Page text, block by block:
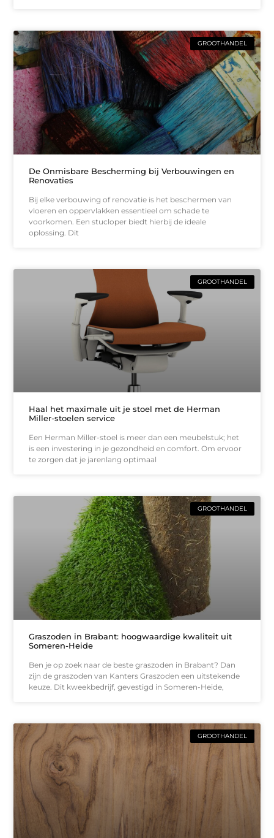
GROOTHANDEL
De Onmisbare Bescherming bij Verbouwingen en
Renovaties
Bij elke verbouwing of renovatie is het beschermen van
vloeren en oppervlakken essentieel om schade te
voorkomen. Een stucloper biedt hierbij de ideale
oplossing. Dit
GROOTHANDEL
Haal het maximale uit je stoel met de Herman
Miller-stoelen service
Een Herman Miller-stoel is meer dan een meubelstuk; het
is een investering in je gezondheid en comfort. Om ervoor
te zorgen dat je jarenlang optimaal
GROOTHANDEL
Graszoden in Brabant: hoogwaardige kwaliteit uit
Someren-Heide
Ben je op zoek naar de beste graszoden in Brabant? Dan
zijn de graszoden van Kanters Graszoden een uitstekende
keuze. Dit kweekbedrijf, gevestigd in Someren-Heide,
GROOTHANDEL